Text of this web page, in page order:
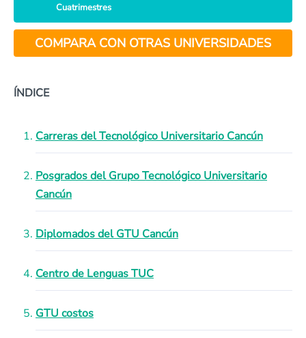
Cuatrimestres
COMPARA CON OTRAS UNIVERSIDADES
ÍNDICE
Carreras del Tecnológico Universitario Cancún
Posgrados del Grupo Tecnológico Universitario
Cancún
Diplomados del GTU Cancún
Centro de Lenguas TUC
GTU costos